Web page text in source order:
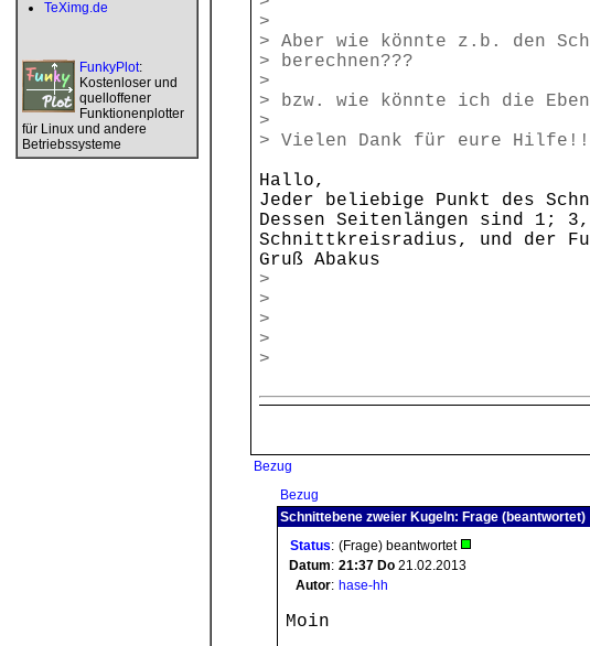
TeXimg.de
FunkyPlot:
Kostenloser und
quelloffener
Funktionenplotter
für Linux und andere
Betriebssysteme
>
> Aber wie könnte z.b. den
> berechnen???
>
> bzw. wie könnte ich die
>
> Vielen Dank für eure Hilfe!!
Hallo,
Jeder beliebige Punkt des
Dessen Seitenlängen sind 1;
Schnittkreisradius, und der
Gruß Abakus
>
>
>
>
>
Bezug
Bezug
Schnittebene zweier Kugeln: Frage (beantwortet)
Status: (Frage) beantwortet
Datum: 21:37 Do 21.02.2013
Autor: hase-hh
Moin